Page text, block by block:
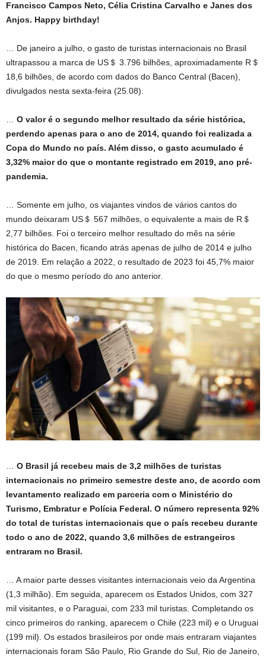
Francisco Campos Neto, Célia Cristina Carvalho e Janes dos
Anjos. Happy birthday!
… De janeiro a julho, o gasto de turistas internacionais no Brasil
ultrapassou a marca de US＄ 3.796 bilhões, aproximadamente R＄
18,6 bilhões, de acordo com dados do Banco Central (Bacen),
divulgados nesta sexta-feira (25.08).
O valor é o segundo melhor resultado da série histórica,
perdendo apenas para o ano de 2014, quando foi realizada a
Copa do Mundo no país. Além disso, o gasto acumulado é
3,32% maior do que o montante registrado em 2019, ano pré-
pandemia.
… Somente em julho, os viajantes vindos de vários cantos do
mundo deixaram US＄ 567 milhões, o equivalente a mais de R＄
2,77 bilhões. Foi o terceiro melhor resultado do mês na série
histórica do Bacen, ficando atrás apenas de julho de 2014 e julho
de 2019. Em relação a 2022, o resultado de 2023 foi 45,7% maior
do que o mesmo período do ano anterior.
… O Brasil já recebeu mais de 3,2 milhões de turistas
internacionais no primeiro semestre deste ano, de acordo com
levantamento realizado em parceria com o Ministério do
Turismo, Embratur e Polícia Federal. O número representa 92%
do total de turistas internacionais que o país recebeu durante
todo o ano de 2022, quando 3,6 milhões de estrangeiros
entraram no Brasil.
… A maior parte desses visitantes internacionais veio da Argentina
(1,3 milhão). Em seguida, aparecem os Estados Unidos, com 327
mil visitantes, e o Paraguai, com 233 mil turistas. Completando os
cinco primeiros do ranking, aparecem o Chile (223 mil) e o Uruguai
(199 mil). Os estados brasileiros por onde mais entraram viajantes
internacionais foram São Paulo, Rio Grande do Sul, Rio de Janeiro,